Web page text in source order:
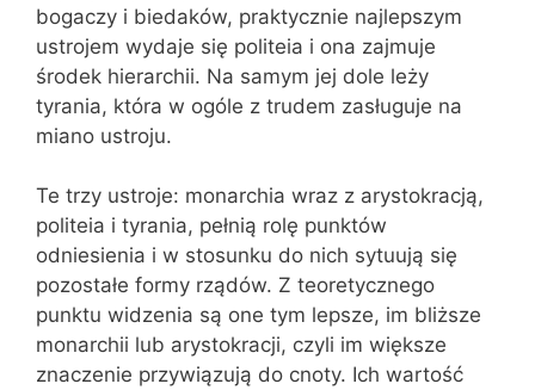
bogaczy i biedaków, praktycznie najlepszym
ustrojem wydaje się politeia i ona zajmuje
środek hierarchii. Na samym jej dole leży
tyrania, która w ogóle z trudem zasługuje na
miano ustroju.
Te trzy ustroje: monarchia wraz z arystokracją,
politeia i tyrania, pełnią rolę punktów
odniesienia i w stosunku do nich sytuują się
pozostałe formy rządów. Z teoretycznego
punktu widzenia są one tym lepsze, im bliższe
monarchii lub arystokracji, czyli im większe
znaczenie przywiązują do cnoty. Ich wartość